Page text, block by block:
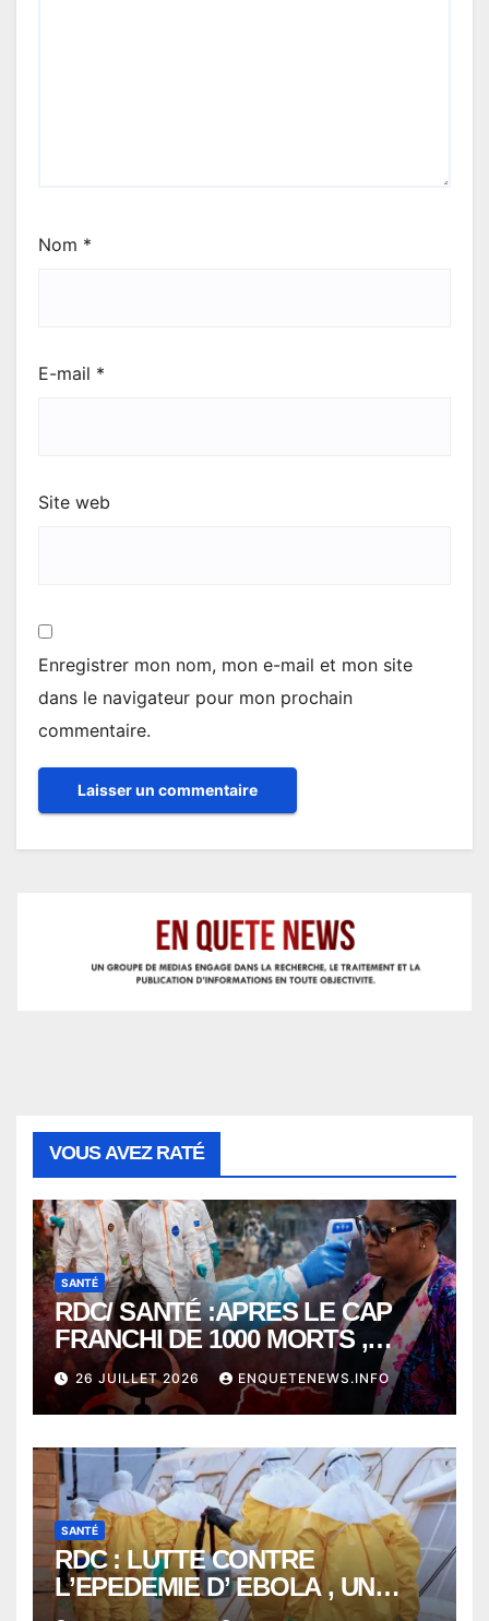
Nom *
E-mail *
Site web
Enregistrer mon nom, mon e-mail et mon site
dans le navigateur pour mon prochain
commentaire.
VOUS AVEZ RATÉ
SANTÉ
RDC/ SANTÉ :APRES LE CAP
FRANCHI DE 1000 MORTS ,
EBOLA BAT SON RECORD AVEC
PLUS DE 400 DÉCÈS EN
SEULEMENT UNE SEMAINE
26 JUILLET 2026 ENQUETENEWS.INFO
SANTÉ
RDC : LUTTE CONTRE
L’EPEDEMIE D’ EBOLA , UN
MÉDECIN DE PLUS SUCCOMBE